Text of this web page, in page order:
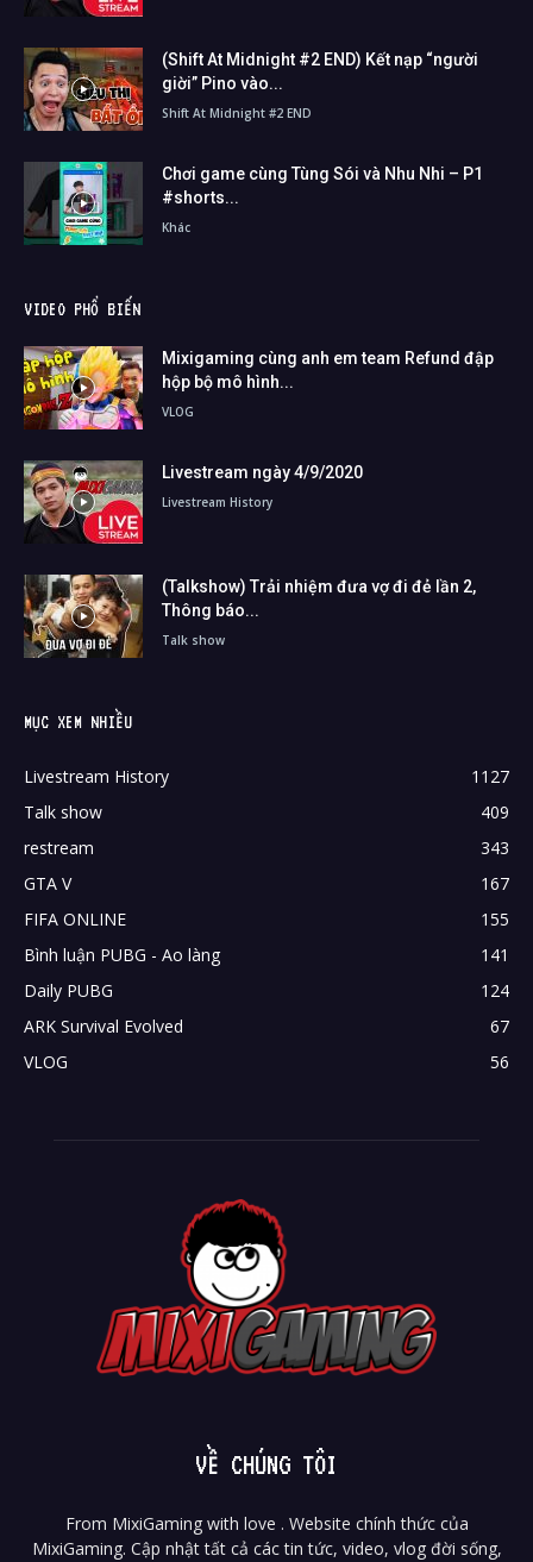
(Shift At Midnight #2 END) Kết nạp “người
giời” Pino vào...
Shift At Midnight #2 END
Chơi game cùng Tùng Sói và Nhu Nhi – P1
#shorts...
Khác
VIDEO PHỔ BIẾN
Mixigaming cùng anh em team Refund đập
hộp bộ mô hình...
VLOG
Livestream ngày 4/9/2020
Livestream History
(Talkshow) Trải nhiệm đưa vợ đi đẻ lần 2,
Thông báo...
Talk show
MỤC XEM NHIỀU
Livestream History
1127
Talk show
409
restream
343
GTA V
167
FIFA ONLINE
155
Bình luận PUBG - Ao làng
141
Daily PUBG
124
ARK Survival Evolved
67
VLOG
56
VỀ CHÚNG TÔI
From MixiGaming with love . Website chính thức của
MixiGaming. Cập nhật tất cả các tin tức, video, vlog đời sống,